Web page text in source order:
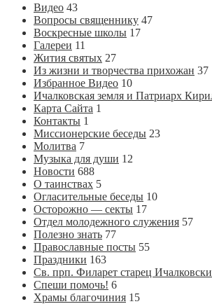
Видео 43
Вопросы священнику 47
Воскресные школы 17
Галереи 11
Жития святых 27
Из жизни и творчества прихожан 37
Избранное Видео 10
Ичалковская земля и Патриарх
Карта Сайта 1
Контакты 1
Миссионерские беседы 23
Молитва 7
Музыка для души 12
Новости 688
О таинствах 5
Огласительные беседы 10
Осторожно — секты 17
Отдел молодежного служения 57
Полезно знать 77
Православные посты 55
Праздники 163
Св. прп. Филарет старец
Спеши помочь! 6
Храмы благочиния 15